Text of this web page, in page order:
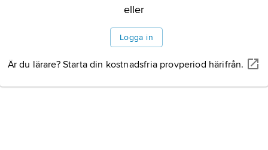
Information om artikeln
eller
Logga in
Är du lärare? Starta din kostnadsfria provperiod härifrån.